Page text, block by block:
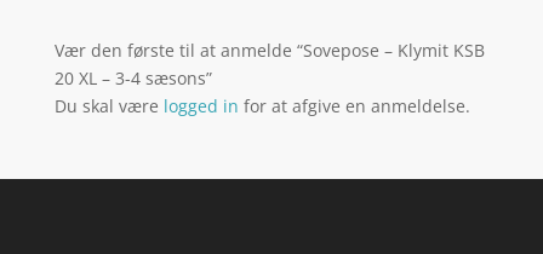
Vær den første til at anmelde “Sovepose – Klymit KSB
20 XL – 3-4 sæsons”
Du skal være logged in for at afgive en anmeldelse.